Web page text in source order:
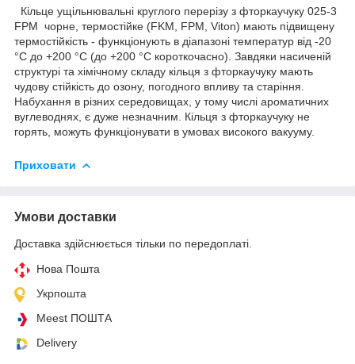
Кільце ущільнювальні круглого перерізу з фторкаучуку 025-3
FРM чорне, термостійке (FKM, FPM, Viton) мають підвищену
термостійкість - функціонують в діапазоні температур від -20
°C до +200 °C (до +200 °C короткочасно). Завдяки насиченій
структурі та хімічному складу кільця з фторкаучуку мають
чудову стійкість до озону, погодного впливу та старіння.
Набухання в різних середовищах, у тому числі ароматичних
вуглеводнях, є дуже незначним. Кільця з фторкаучуку не
горять, можуть функціонувати в умовах високого вакууму.
Приховати
Умови доставки
Доставка здійснюється тільки по передоплаті.
Нова Пошта
Укрпошта
Meest ПОШТА
Delivery